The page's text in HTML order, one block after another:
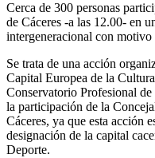
Cerca de 300 personas
de Cáceres -a las 12.00- en
intergeneracional con
Se trata de una acción
Capital Europea de la
Conservatorio Profesional
la participación de la
Cáceres, ya que esta acción
designación de la capital
Deporte.